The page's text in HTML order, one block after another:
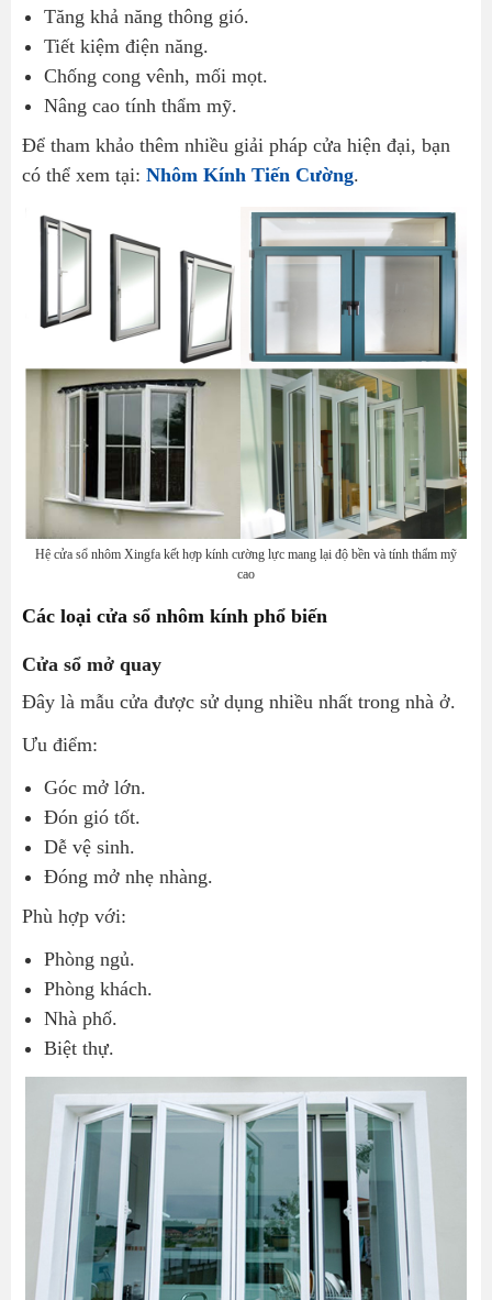
Tăng khả năng thông gió.
Tiết kiệm điện năng.
Chống cong vênh, mối mọt.
Nâng cao tính thẩm mỹ.
Để tham khảo thêm nhiều giải pháp cửa hiện đại, bạn
có thể xem tại: Nhôm Kính Tiến Cường.
Hệ cửa sổ nhôm Xingfa kết hợp kính cường lực mang lại độ bền và tính thẩm mỹ
cao
Các loại cửa sổ nhôm kính phổ biến
Cửa sổ mở quay
Đây là mẫu cửa được sử dụng nhiều nhất trong nhà ở.
Ưu điểm:
Góc mở lớn.
Đón gió tốt.
Dễ vệ sinh.
Đóng mở nhẹ nhàng.
Phù hợp với:
Phòng ngủ.
Phòng khách.
Nhà phố.
Biệt thự.